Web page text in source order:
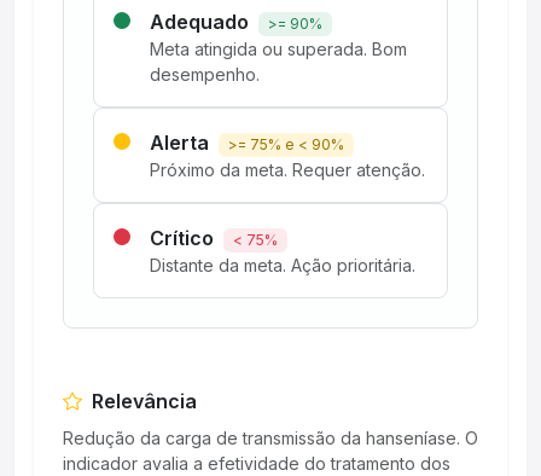
Adequado >= 90%
Meta atingida ou superada. Bom
desempenho.
Alerta >= 75% e < 90%
Próximo da meta. Requer atenção.
Crítico < 75%
Distante da meta. Ação prioritária.
Relevância
Redução da carga de transmissão da hanseníase. O
indicador avalia a efetividade do tratamento dos